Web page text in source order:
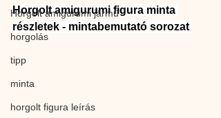
Horgolt amigurumi jármű
horgolás
tipp
minta
horgolt figura leírás
Horgolt amigurumi figura minta
részletek - mintabemutató sorozat